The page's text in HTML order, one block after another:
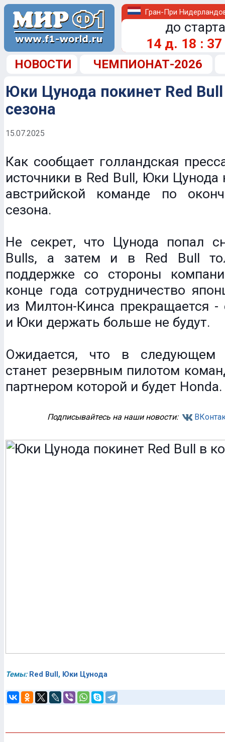
Гран-При
до
14 д. 18 : 37
НОВОСТИ ЧЕМПИОНАТ-2026
Юки Цунода покинет Red
сезона
15.07.2025
Как сообщает голландская
источники в Red Bull, Юки Цунода
австрийской команде по
сезона.
Не секрет, что Цунода попал
Bulls, а затем и в Red Bull
поддержке со стороны
конце года сотрудничество
из Милтон-Кинса прекращается -
и Юки держать больше не будут.
Ожидается, что в следующем
станет резервным пилотом
партнером которой и будет Honda.
Подписывайтесь на наши новости:
Темы: Red Bull, Юки Цунода